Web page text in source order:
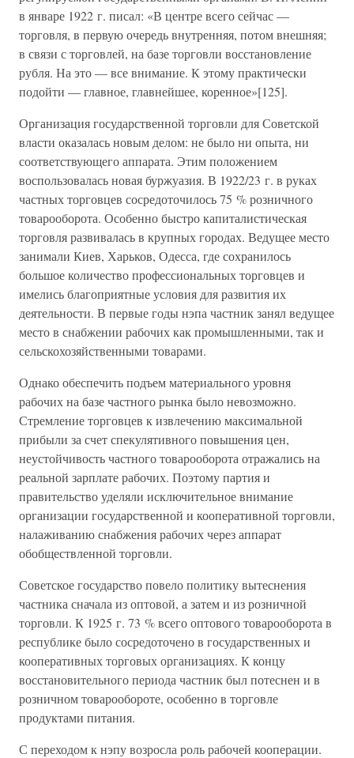
в январе 1922 г. писал: «В центре всего сейчас —
торговля, в первую очередь внутренняя, потом внешняя;
в связи с торговлей, на базе торговли восстановление
рубля. На это — все внимание. К этому практически
подойти — главное, главнейшее, коренное»[125].
Организация государственной торговли для Советской
власти оказалась новым делом: не было ни опыта, ни
соответствующего аппарата. Этим положением
воспользовалась новая буржуазия. В 1922/23 г. в руках
частных торговцев сосредоточилось 75 % розничного
товарооборота. Особенно быстро капиталистическая
торговля развивалась в крупных городах. Ведущее место
занимали Киев, Харьков, Одесса, где сохранилось
большое количество профессиональных торговцев и
имелись благоприятные условия для развития их
деятельности. В первые годы нэпа частник занял ведущее
место в снабжении рабочих как промышленными, так и
сельскохозяйственными товарами.
Однако обеспечить подъем материального уровня
рабочих на базе частного рынка было невозможно.
Стремление торговцев к извлечению максимальной
прибыли за счет спекулятивного повышения цен,
неустойчивость частного товарооборота отражались на
реальной зарплате рабочих. Поэтому партия и
правительство уделяли исключительное внимание
организации государственной и кооперативной торговли,
налаживанию снабжения рабочих через аппарат
обобществленной торговли.
Советское государство повело политику вытеснения
частника сначала из оптовой, а затем и из розничной
торговли. К 1925 г. 73 % всего оптового товарооборота в
республике было сосредоточено в государственных и
кооперативных торговых организациях. К концу
восстановительного периода частник был потеснен и в
розничном товарообороте, особенно в торговле
продуктами питания.
С переходом к нэпу возросла роль рабочей кооперации.